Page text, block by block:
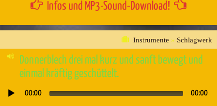
Infos und MP3-Sound-Download!
Instrumente » Schlagwerk
Donnerblech drei mal kurz und sanft bewegt und
einmal kräftig geschüttelt.
Audio-
00:00 00:00